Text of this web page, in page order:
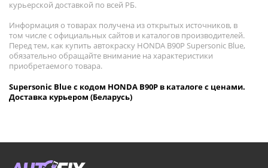
курьерской доставкой по всей РБ.
Информация о товарах получена из открытых источников, в
том числе с официальных сайтов и каталогов производителей.
Перед тем, как купить автокраску HONDA B90P Supersonic Blue,
обязательно обращайте внимание на характеристики
приобретаемого товара.
Supersonic Blue с кодом HONDA B90P в каталоге с ценами.
Доставка курьером (Беларусь)